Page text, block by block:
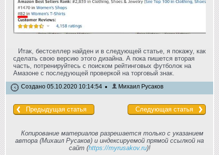
Итак, бестселлер найден и в следующей статье, я покажу, как
сделать свою версию этого дизайна. А пока пишется вторая
часть, потренируйтесь с поиском рейтинговых футболок на
Амазоне с последующей проверкой на торговый знак.
Создано 05.10.2020 10:14:54 Михаил Русаков
Предыдущая статья Следующая статья
Копирование материалов разрешается только с указанием
автора (Михаил Русаков) и индексируемой прямой ссылкой на
сайт (https://myrusakov.ru)!